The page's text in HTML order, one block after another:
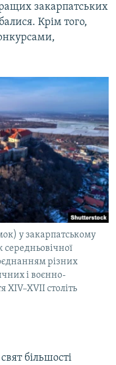
закарпатських
Крім того,
у закарпатському
середньовічної
різних
і воєнно-
XIV–XVII століть
більшості